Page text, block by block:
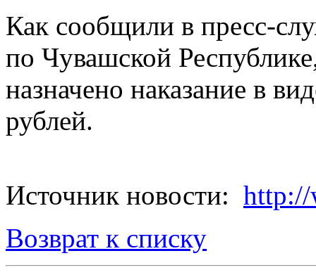
Как сообщили в пресс-
по Чувашской
назначено наказание в
рублей.
Источник новости: http://
Возврат к списку